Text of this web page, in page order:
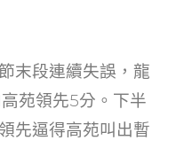
末段連續失誤，龍
苑領先5分。下半
先逼得高苑叫出暫